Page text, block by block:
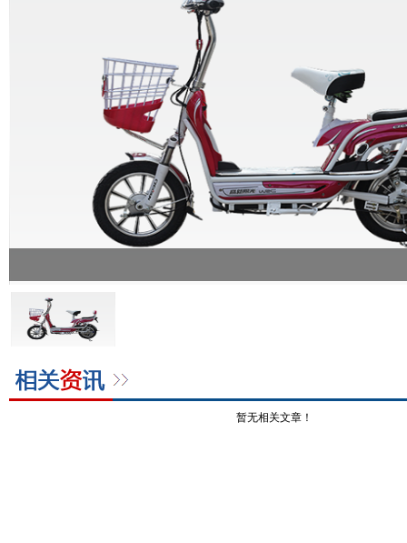
暂无相关文章！